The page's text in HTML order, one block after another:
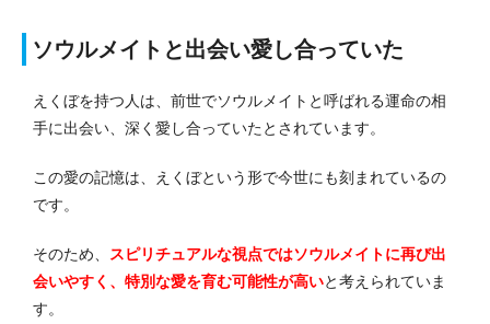
ソウルメイトと出会い愛し合っていた
えくぼを持つ人は、前世でソウルメイトと呼ばれる運命の相
手に出会い、深く愛し合っていたとされています。
この愛の記憶は、えくぼという形で今世にも刻まれているの
です。
そのため、
スピリチュアルな視点ではソウルメイトに再び出
会いやすく、特別な愛を育む可能性が高いと考えられていま
す。